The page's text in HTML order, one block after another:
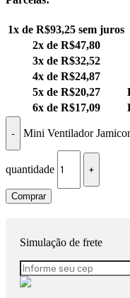
1x de R$93,25 sem juros
2x de R$47,80
3x de R$32,52
4x de R$24,87
5x de R$20,27
6x de R$17,09
Mini Ventilador
quantidade
Comprar
Simulação de frete